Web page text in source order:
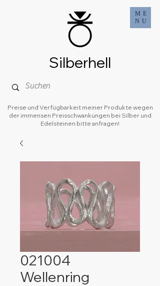
ME
NU
Preise und Verfügbarkeit meiner Produkte wegen
der immensen Preisschwankungen bei Silber und
Edelsteinen bitte anfragen!
Silberhell
021004
Wellenring